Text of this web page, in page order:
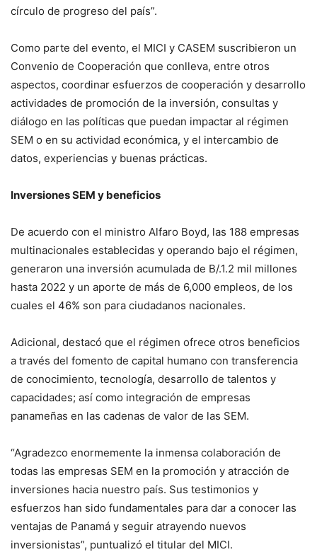
círculo de progreso del país”.
Como parte del evento, el MICI y CASEM suscribieron un
Convenio de Cooperación que conlleva, entre otros
aspectos, coordinar esfuerzos de cooperación y desarrollo
actividades de promoción de la inversión, consultas y
diálogo en las políticas que puedan impactar al régimen
SEM o en su actividad económica, y el intercambio de
datos, experiencias y buenas prácticas.
Inversiones SEM y beneficios
De acuerdo con el ministro Alfaro Boyd, las 188 empresas
multinacionales establecidas y operando bajo el régimen,
generaron una inversión acumulada de B/.1.2 mil millones
hasta 2022 y un aporte de más de 6,000 empleos, de los
cuales el 46% son para ciudadanos nacionales.
Adicional, destacó que el régimen ofrece otros beneficios
a través del fomento de capital humano con transferencia
de conocimiento, tecnología, desarrollo de talentos y
capacidades; así como integración de empresas
panameñas en las cadenas de valor de las SEM.
“Agradezco enormemente la inmensa colaboración de
todas las empresas SEM en la promoción y atracción de
inversiones hacia nuestro país. Sus testimonios y
esfuerzos han sido fundamentales para dar a conocer las
ventajas de Panamá y seguir atrayendo nuevos
inversionistas”, puntualizó el titular del MICI.